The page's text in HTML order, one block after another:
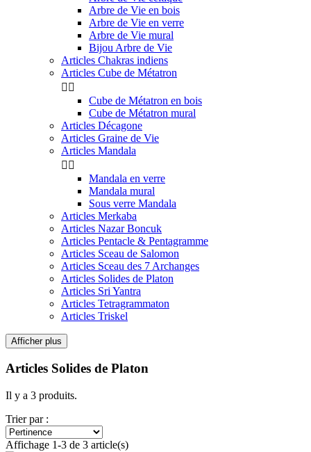
Arbre de Vie en bois
Arbre de Vie en verre
Arbre de Vie mural
Bijou Arbre de Vie
Articles Chakras indiens
Articles Cube de Métatron
 
Cube de Métatron en bois
Cube de Métatron mural
Articles Décagone
Articles Graine de Vie
Articles Mandala
 
Mandala en verre
Mandala mural
Sous verre Mandala
Articles Merkaba
Articles Nazar Boncuk
Articles Pentacle & Pentagramme
Articles Sceau de Salomon
Articles Sceau des 7 Archanges
Articles Solides de Platon
Articles Sri Yantra
Articles Tetragrammaton
Articles Triskel
Effacer les filtres
€
Solides de Platon
Solides de Platon
Afficher plus
Articles Solides de Platon
Il y a 3 produits.
Trier par :
Affichage 1-3 de 3 article(s)